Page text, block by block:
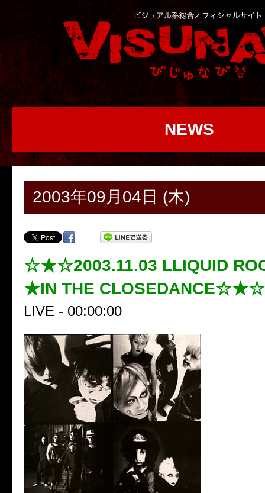
NEWS
2003年09月04日 (木)
☆★☆2003.11.03 LLIQUID
★IN THE CLOSEDANCE☆★☆
LIVE - 00:00:00